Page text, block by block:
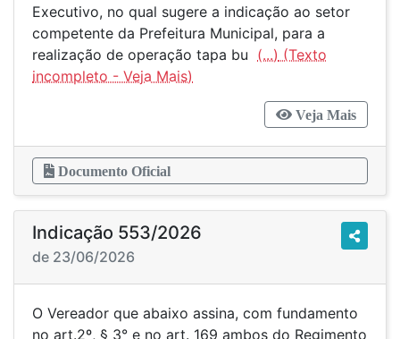
Executivo, no qual sugere a indicação ao setor
competente da Prefeitura Municipal, para a
realização de operação tapa bu (...)
Veja Mais
Documento Oficial
Indicação 553/2026
de 23/06/2026
O Vereador que abaixo assina, com fundamento
no art.2º, § 3° e no art. 169 ambos do Regimento